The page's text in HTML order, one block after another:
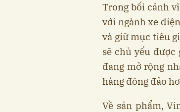
Trong bối cảnh
với ngành xe
và giữ mục tiêu
sẽ chủ yếu
đang mở rộng
hàng đông đảo
Về sản phẩm,